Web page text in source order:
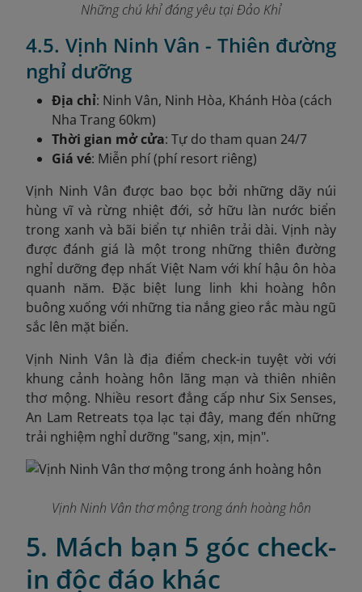
Những chú khỉ đáng yêu tại Đảo Khỉ
4.5. Vịnh Ninh Vân - Thiên đường
nghỉ dưỡng
Địa chỉ: Ninh Vân, Ninh Hòa, Khánh Hòa (cách
Nha Trang 60km)
Thời gian mở cửa: Tự do tham quan 24/7
Giá vé: Miễn phí (phí resort riêng)
Vịnh Ninh Vân được bao bọc bởi những dãy núi
hùng vĩ và rừng nhiệt đới, sở hữu làn nước biển
trong xanh và bãi biển tự nhiên trải dài. Vịnh này
được đánh giá là một trong những thiên đường
nghỉ dưỡng đẹp nhất Việt Nam với khí hậu ôn hòa
quanh năm. Đặc biệt lung linh khi hoàng hôn
buông xuống với những tia nắng gieo rắc màu ngũ
sắc lên mặt biển.
Vịnh Ninh Vân là địa điểm check-in tuyệt vời với
khung cảnh hoàng hôn lãng mạn và thiên nhiên
thơ mộng. Nhiều resort đẳng cấp như Six Senses,
An Lam Retreats tọa lạc tại đây, mang đến những
trải nghiệm nghỉ dưỡng "sang, xịn, mịn".
Vịnh Ninh Vân thơ mộng trong ánh hoàng hôn
5. Mách bạn 5 góc check-
in độc đáo khác